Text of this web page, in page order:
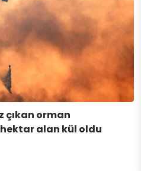
çıkan orman
alan kül oldu